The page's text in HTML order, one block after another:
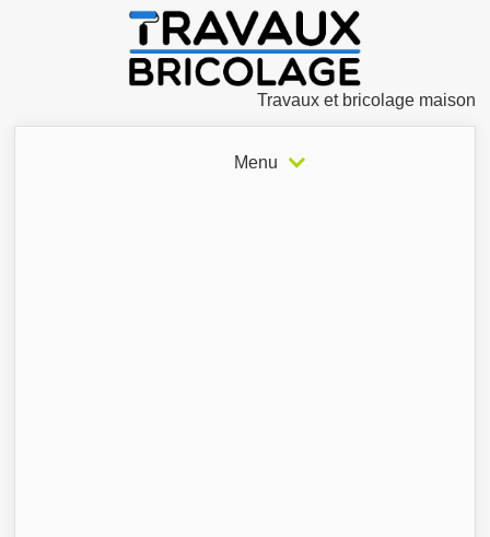
Travaux et bricolage maison
Menu